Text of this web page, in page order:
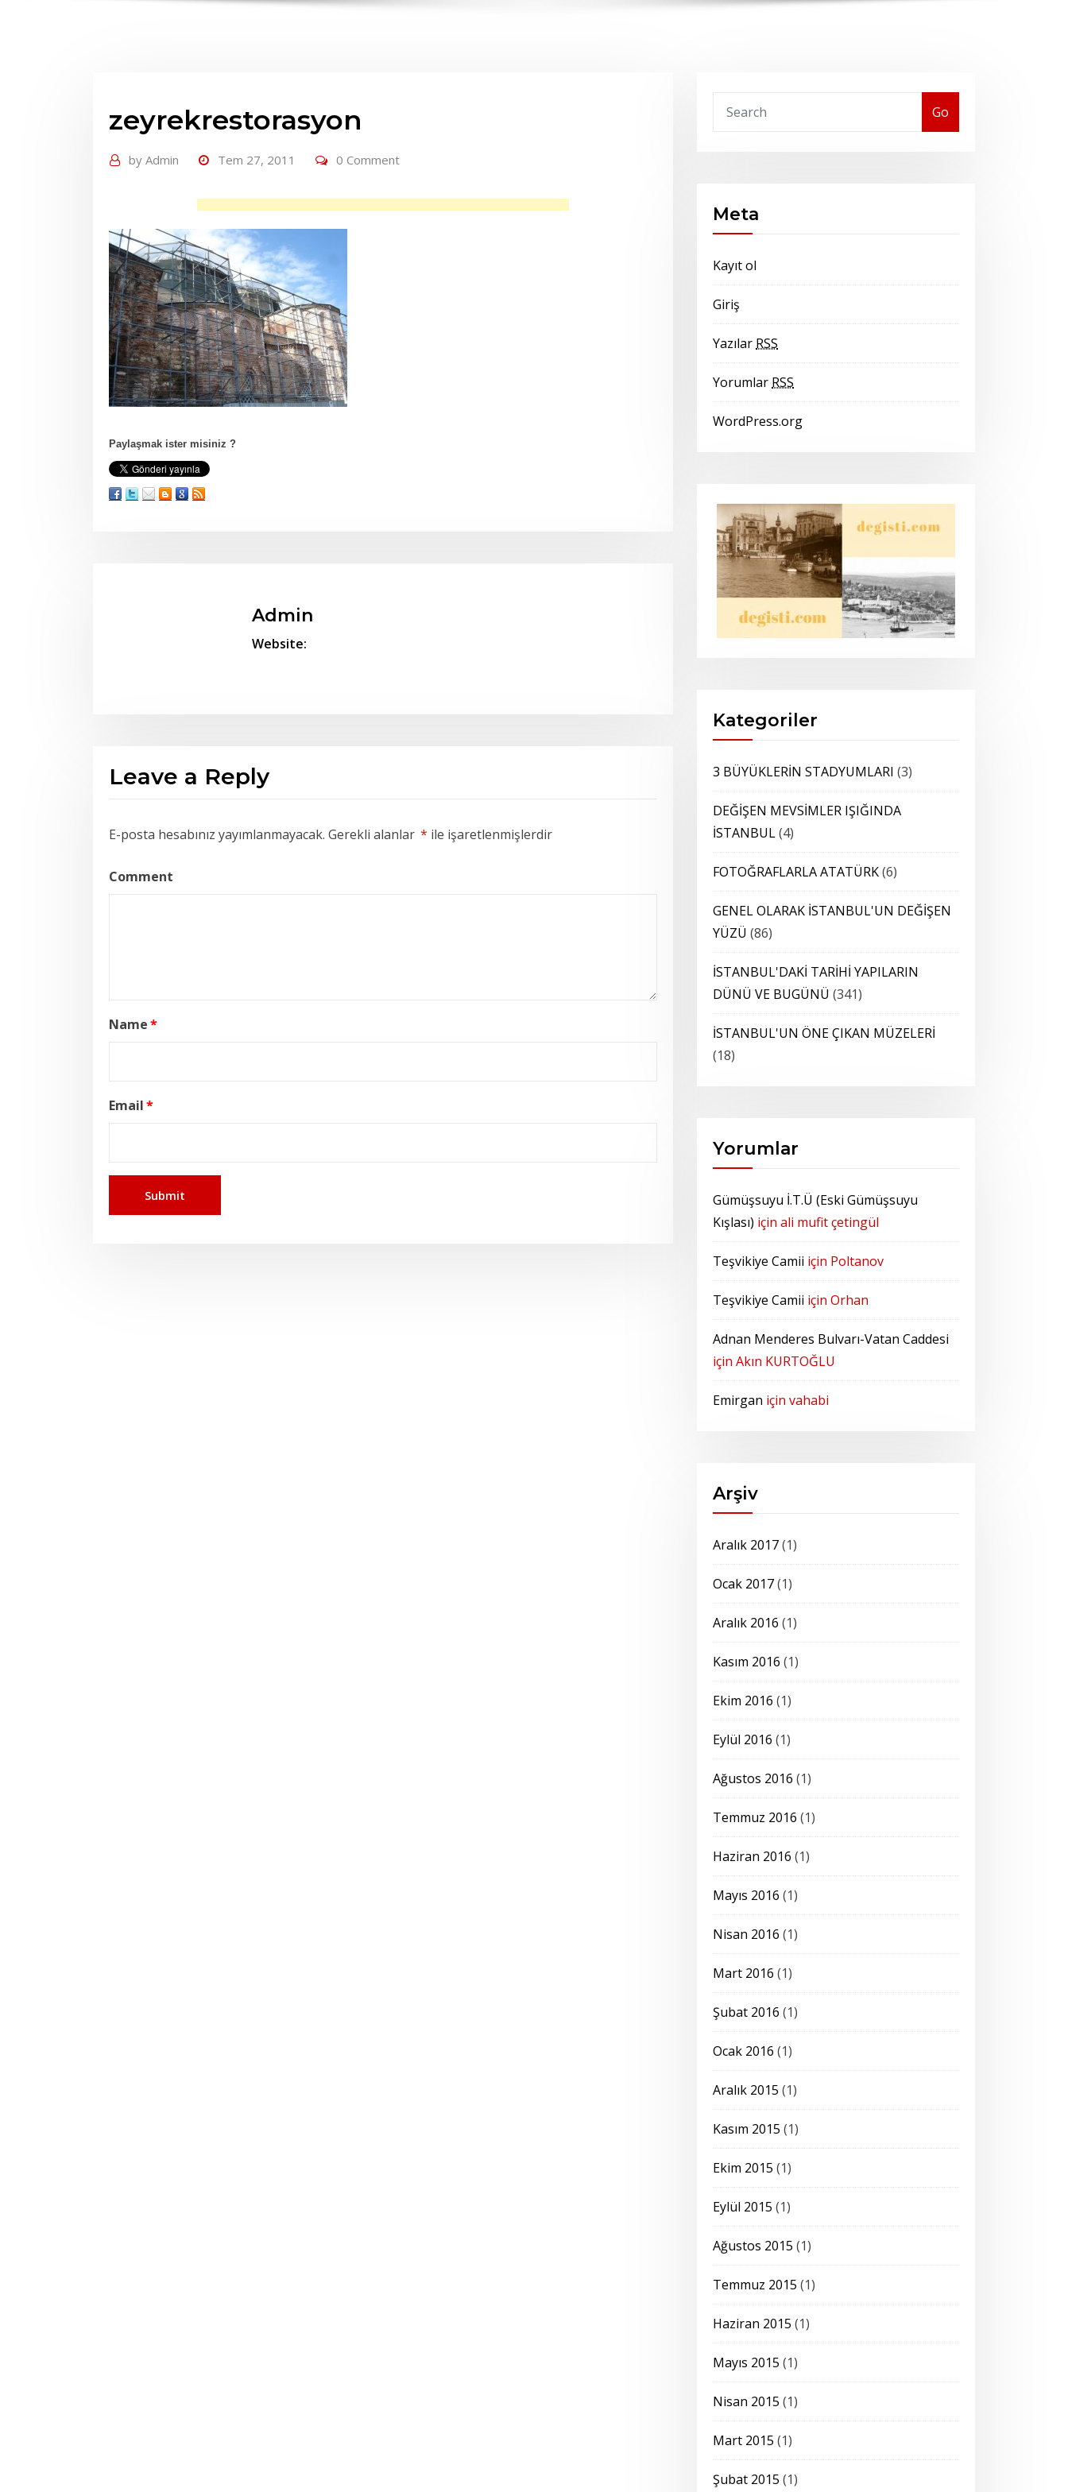
zeyrekrestorasyon
by Admin Tem 27, 2011 0 Comment
Paylaşmak ister misiniz ?
Admin
Website:
Leave a Reply
E-posta hesabınız yayımlanmayacak. Gerekli alanlar * ile işaretlenmişlerdir
Comment
Name*
Email*
Go
Meta
Kayıt ol
Giriş
Yazılar RSS
Yorumlar RSS
WordPress.org
Kategoriler
3 BÜYÜKLERİN STADYUMLARI (3)
DEĞİŞEN MEVSİMLER IŞIĞINDA
İSTANBUL(4)
FOTOĞRAFLARLA ATATÜRK(6)
GENEL OLARAK İSTANBUL'UN DEĞİŞEN
YÜZÜ (86)
İSTANBUL'DAKİ TARİHİ YAPILARIN
DÜNÜ VE BUGÜNÜ (341)
İSTANBUL'UN ÖNE ÇIKAN MÜZELERİ
(18)
Yorumlar
Gümüşsuyu İ.T.Ü (Eski Gümüşsuyu
Kışlası) için ali mufit çetingül
Teşvikiye Camii için Poltanov
Teşvikiye Camii için Orhan
Adnan Menderes Bulvarı-Vatan Caddesi
için Akın KURTOĞLU
Emirgan için vahabi
Arşiv
Aralık 2017(1)
Ocak 2017(1)
Aralık 2016 (1)
Kasım 2016 (1)
Ekim 2016 (1)
Eylül 2016 (1)
Ağustos 2016 (1)
Temmuz 2016 (1)
Haziran 2016 (1)
Mayıs 2016 (1)
Nisan 2016 (1)
Mart 2016 (1)
Şubat 2016 (1)
Ocak 2016 (1)
Aralık 2015 (1)
Kasım 2015 (1)
Ekim 2015 (1)
Eylül 2015 (1)
Ağustos 2015 (1)
Temmuz 2015 (1)
Haziran 2015 (1)
Mayıs 2015 (1)
Nisan 2015 (1)
Mart 2015 (1)
Şubat 2015 (1)